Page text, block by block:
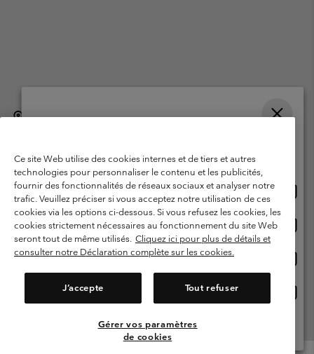
België (Nederlands) | English ›| français ›
Gebruiksvoorwaarden
Verkoopvoorwaarden
Garantie
Privacybeleid
Gebruiksvoorwaarden voor lidmaatschap
Voorwaarden voor door gebruikers gegenereerde inhoud
Impressum
Cookies
Ce site Web utilise des cookies internes et de tiers et autres
technologies pour personnaliser le contenu et les publicités,
fournir des fonctionnalités de réseaux sociaux et analyser notre
trafic. Veuillez préciser si vous acceptez notre utilisation de ces
cookies via les options ci-dessous. Si vous refusez les cookies, les
cookies strictement nécessaires au fonctionnement du site Web
seront tout de même utilisés. Cliquez ici pour plus de détails et
consulter notre Déclaration complète sur les cookies.
J’accepte Tout refuser
Gérer vos paramètres
de cookies
Online shoppen beschikbaar
United States
Belgium-English
Belgium-Français
Belgium-Dutch
Alle Locaties Bekijken